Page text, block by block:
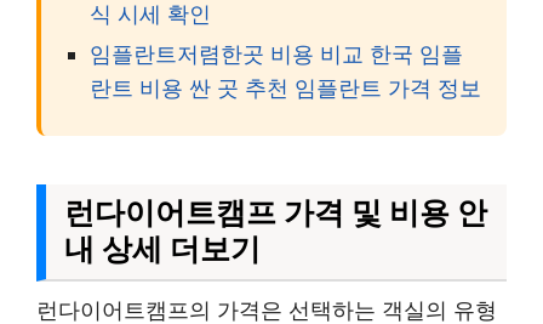
식 시세 확인
임플란트저렴한곳 비용 비교 한국 임플
란트 비용 싼 곳 추천 임플란트 가격 정보
런다이어트캠프 가격 및 비용 안
내 상세 더보기
런다이어트캠프의 가격은 선택하는 객실의 유형